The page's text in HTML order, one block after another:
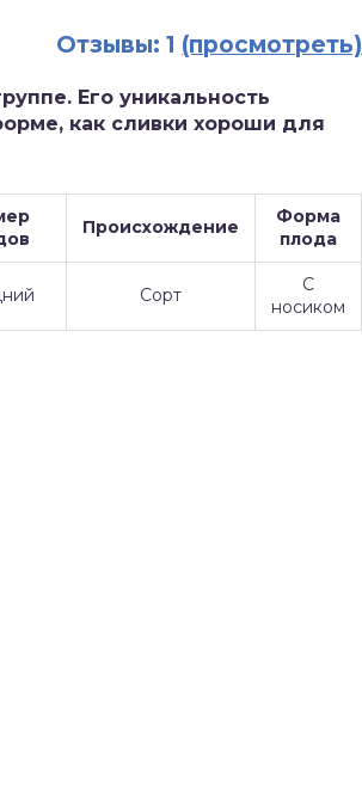
Отзывы: 1 (просмотреть)
Его уникальность
как сливки хороши для
Происхождение
Форма
плода
Сорт
С
носиком